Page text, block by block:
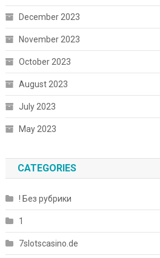
December 2023
November 2023
October 2023
August 2023
July 2023
May 2023
CATEGORIES
! Без рубрики
1
7slotscasino.de